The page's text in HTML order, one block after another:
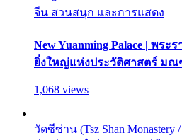
จีน สวนสนุก และการแสดง
New Yuanming Palace | พร
ยิ่งใหญ่แห่งประวัติศาสตร์ มณ
1,068 views
วัดซีซ่าน (Tsz Shan